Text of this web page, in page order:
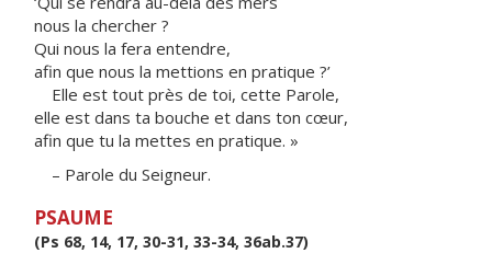
nous la chercher ?
Qui nous la fera entendre,
afin que nous la mettions en pratique ?’
Elle est tout près de toi, cette Parole,
elle est dans ta bouche et dans ton cœur,
afin que tu la mettes en pratique. »
– Parole du Seigneur.
PSAUME
(Ps 68, 14, 17, 30-31, 33-34, 36ab.37)